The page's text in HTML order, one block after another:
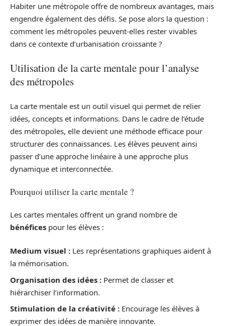
Habiter une métropole offre de nombreux avantages, mais
engendre également des défis. Se pose alors la question :
comment les métropoles peuvent-elles rester vivables
dans ce contexte d’urbanisation croissante ?
Utilisation de la carte mentale pour l’analyse
des métropoles
La carte mentale est un outil visuel qui permet de relier
idées, concepts et informations. Dans le cadre de l’étude
des métropoles, elle devient une méthode efficace pour
structurer des connaissances. Les élèves peuvent ainsi
passer d’une approche linéaire à une approche plus
dynamique et interconnectée.
Pourquoi utiliser la carte mentale ?
Les cartes mentales offrent un grand nombre de
bénéfices pour les élèves :
Medium visuel : Les représentations graphiques aident à
la mémorisation.
Organisation des idées : Permet de classer et
hiérarchiser l’information.
Stimulation de la créativité : Encourage les élèves à
exprimer des idées de manière innovante.